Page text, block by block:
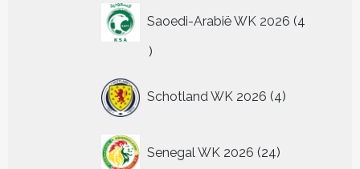
Saoedi-Arabië WK 2026 4
4
Schotland WK 2026 4
producten
Senegal WK 2026 24
producten